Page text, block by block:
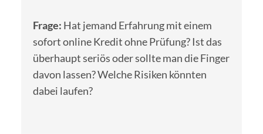
Frage: Hat jemand Erfahrung mit einem
sofort online Kredit ohne Prüfung? Ist das
überhaupt seriös oder sollte man die Finger
davon lassen? Welche Risiken könnten
dabei laufen?